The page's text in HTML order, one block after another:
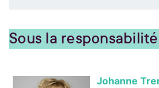
Sous la
Johanne